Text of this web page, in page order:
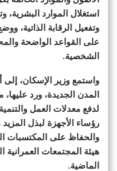
استغلال الموارد البشرية،
وتفعيل الرقابة الذاتية،
على القواعد الواضحة
الشخصية.
واستمع وزير الإسكان،
المدن الجديدة، ورد
لدفع معدلات العمل
رؤساء الأجهزة لبذل
والحفاظ على المكتسبات
هيئة المجتمعات العمرانية
الماضية.